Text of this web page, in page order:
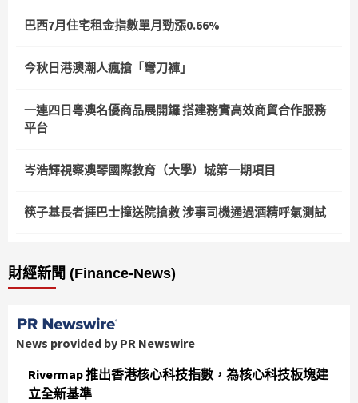
巴西7月住宅租金指數單月勁漲0.66%
今秋日港澳潮人瘋搶「彎刀褲」
一連四日粵澳名優商品展開鑼 搭建務實高效商貿合作服務
平台
岑浩輝視察澳琴國際教育（大學）城第一期項目
筷子基長者捱巴士撞送院搶救 涉事司機通過酒精呼氣測試
財經新聞 (Finance-News)
News provided by PR Newswire
Rivermap 推出香港核心科技指數，為核心科技板塊建
立全新基準